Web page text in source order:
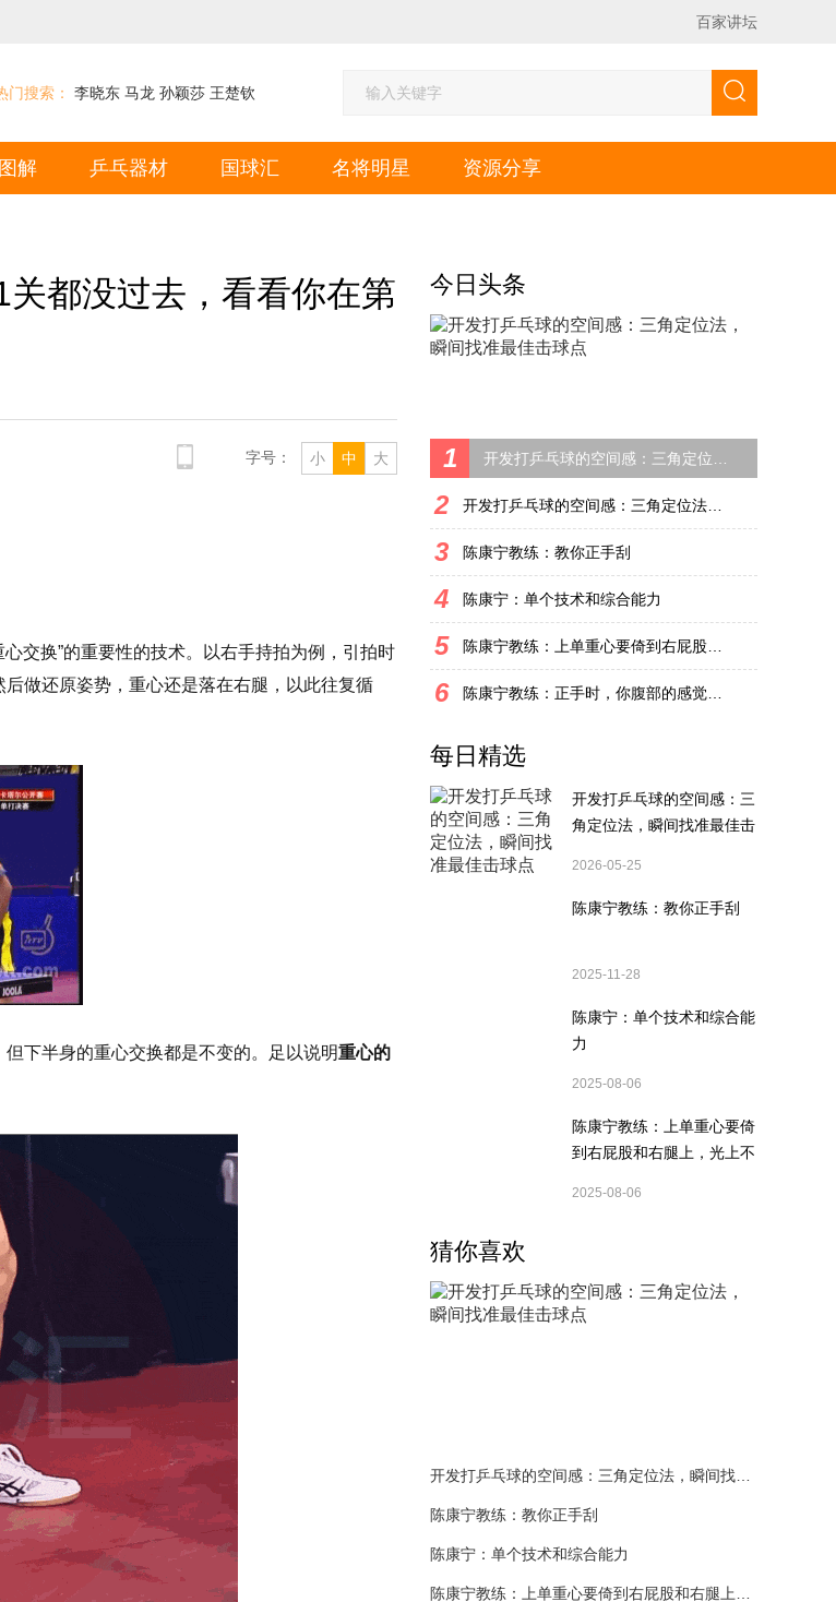
百家讲坛
门搜索： 李晓东 马龙 孙颖莎 王楚钦
解 乒乓器材 国球汇 名将明星 资源分享
都没过去，看看你在第
小 中 大
字号：
心交换”的重要性的技术。以右手持拍为例，引拍时
做还原姿势，重心还是落在右腿，以此往复循
下半身的重心交换都是不变的。足以说明重心的
今日头条
1
2
3 陈康宁教练：教你正手刮
4 陈康宁：单个技术和综合能力
5
6
每日精选
开发打乒乓球的空间感：三
角定位法，瞬间找准最佳击
2026-05-25
陈康宁教练：教你正手刮
2025-11-28
陈康宁：单个技术和综合能
力
2025-08-06
陈康宁教练：上单重心要倚
到右屁股和右腿上，光上不
2025-08-06
猜你喜欢
陈康宁教练：教你正手刮
陈康宁：单个技术和综合能力